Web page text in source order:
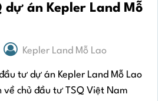
dự án Kepler Land Mỗ
Kepler Land Mỗ Lao
tư dự án Kepler Land Mỗ Lao
chủ đầu tư TSQ Việt Nam